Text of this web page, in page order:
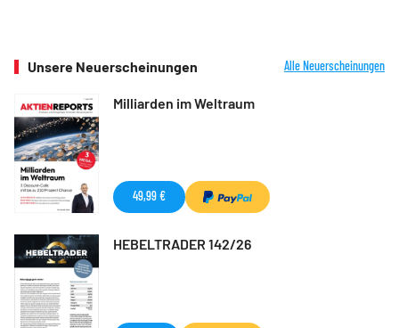
Unsere Neuerscheinungen Alle Neuerscheinungen
Milliarden im Weltraum
49,99 €
HEBELTRADER 142/26